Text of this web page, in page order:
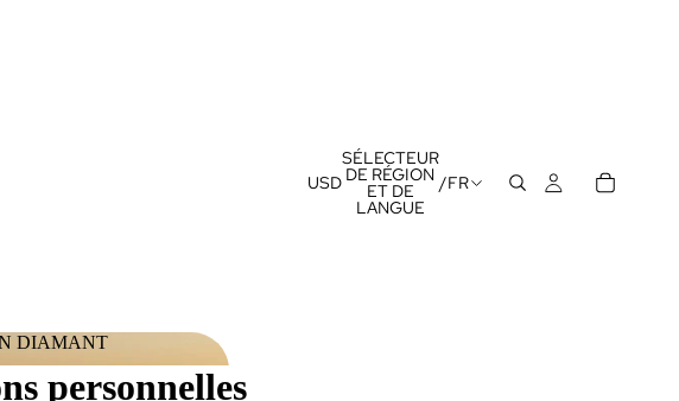
DIAMANT
EN DIAMANT
USD
SÉLECTEUR
DE RÉGION
ET DE
LANGUE
/FR
personnelles